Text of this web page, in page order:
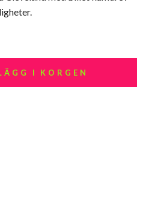
I KORGEN